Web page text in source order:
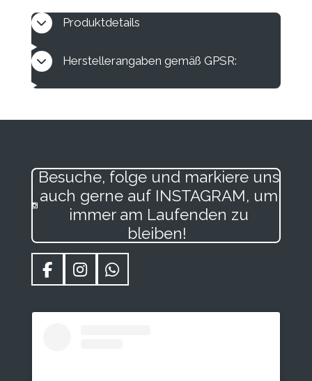
Produktdetails
Herstellerangaben gemäß GPSR:
Besuche, folge und markiere uns
auch gerne auf INSTAGRAM, um
immer am Laufenden zu
bleiben!
F
I
W